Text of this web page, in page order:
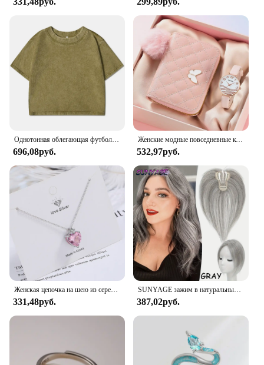
Однотонная облегающая футболка с эффектом потертости, женские модные мягкие хлопковые футболки, повседневная спортивная крутая ретро одежда с коротким рукавом для женщин
696,08руб.
Женские модные повседневные кожаные часы и плюшевый шар украшение бабочка кошелек набор кварцевые наручные часы платье часы Montre Femme
532,97руб.
Женская цепочка на шею из серебра 925 пробы с розовым цирконием
331,48руб.
SUNYAGE зажим в натуральные синтетические волосы челки бахрома волосы куски средней части удлинение волос Topper для женщин выпадение волос
387,02руб.